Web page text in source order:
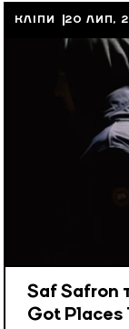
КЛІПИ 20 ЛИП,
Saf Safron
Got Places